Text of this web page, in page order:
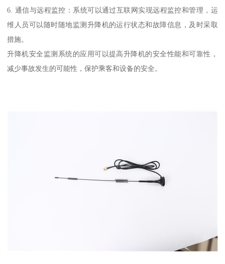
6. 通信与远程监控：系统可以通过互联网实现远程监控和管理，运
维人员可以随时随地监测升降机的运行状态和故障信息，及时采取
措施。
升降机安全监测系统的应用可以提高升降机的安全性能和可靠性，
减少事故发生的可能性，保护乘客和设备的安全。